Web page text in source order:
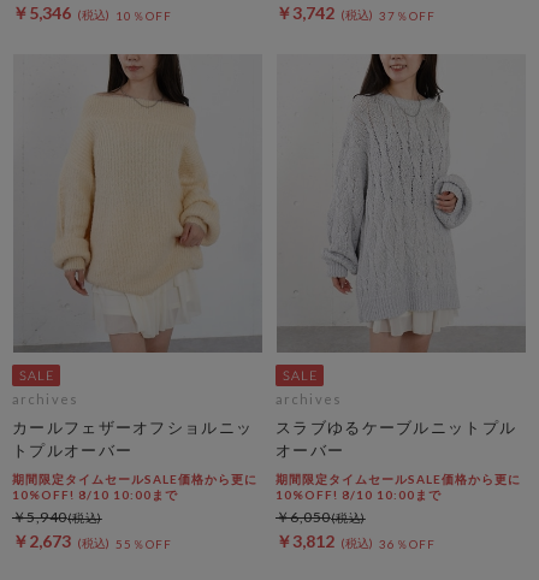
￥5,346 10％OFF ￥3,742 37％OFF
archives
カールフェザーオフショルニッ
トプルオーバー
期間限定タイムセールSALE価格から更に
10%OFF! 8/10 10:00まで
￥2,673 55％OFF
￥5,940
archives
スラブゆるケーブルニットプル
オーバー
期間限定タイムセールSALE価格から更に
10%OFF! 8/10 10:00まで
￥3,812 36％OFF
￥6,050